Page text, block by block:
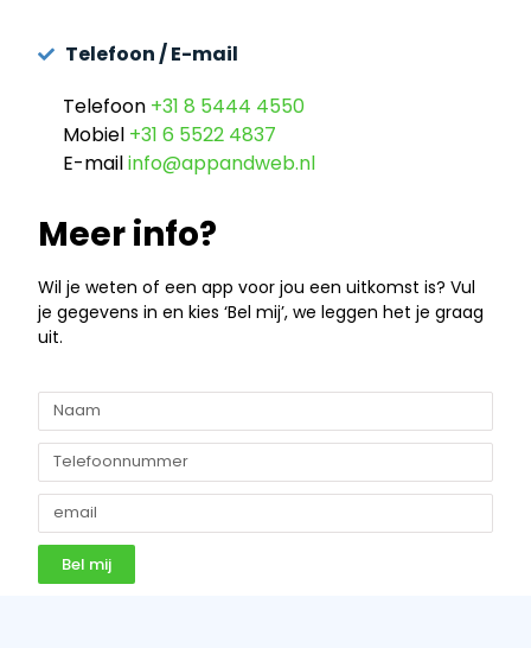
Telefoon / E-mail
Telefoon +31 8 5444 4550
Mobiel +31 6 5522 4837
E-mailinfo@appandweb.nl
Meer info?
Wil je weten of een app voor jou een uitkomst is? Vul
je gegevens in en kies ‘Bel mij’, we leggen het je graag
uit.
Bel mij